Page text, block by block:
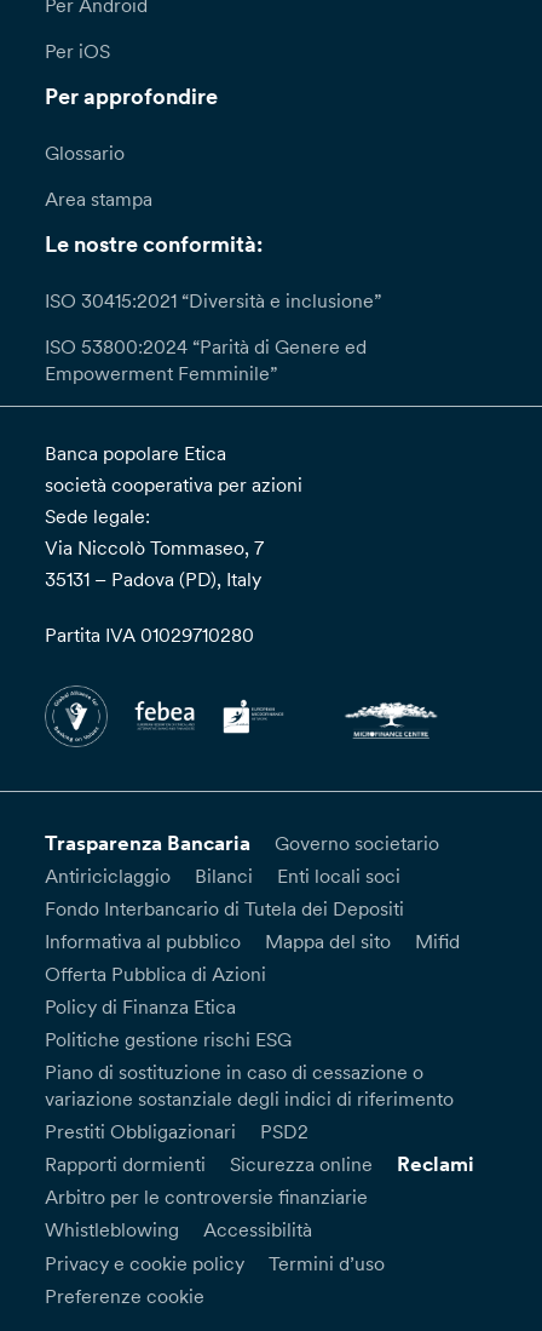
Per Android
Per iOS
Per approfondire
Glossario
Area stampa
Le nostre conformità:
ISO 30415:2021 “Diversità e inclusione”
ISO 53800:2024 “Parità di Genere ed
Empowerment Femminile”
Banca popolare Etica
società cooperativa per azioni
Sede legale:
Via Niccolò Tommaseo, 7
35131 – Padova (PD), Italy
Partita IVA 01029710280
Trasparenza Bancaria
Governo societario
Antiriciclaggio
Bilanci
Enti locali soci
Fondo Interbancario di Tutela dei Depositi
Informativa al pubblico
Mappa del sito
Mifid
Offerta Pubblica di Azioni
Policy di Finanza Etica
Politiche gestione rischi ESG
Piano di sostituzione in caso di cessazione o
variazione sostanziale degli indici di riferimento
Prestiti Obbligazionari
PSD2
Rapporti dormienti
Sicurezza online Reclami
Arbitro per le controversie finanziarie
Whistleblowing
Accessibilità
Privacy e cookie policy
Termini d’uso
Preferenze cookie